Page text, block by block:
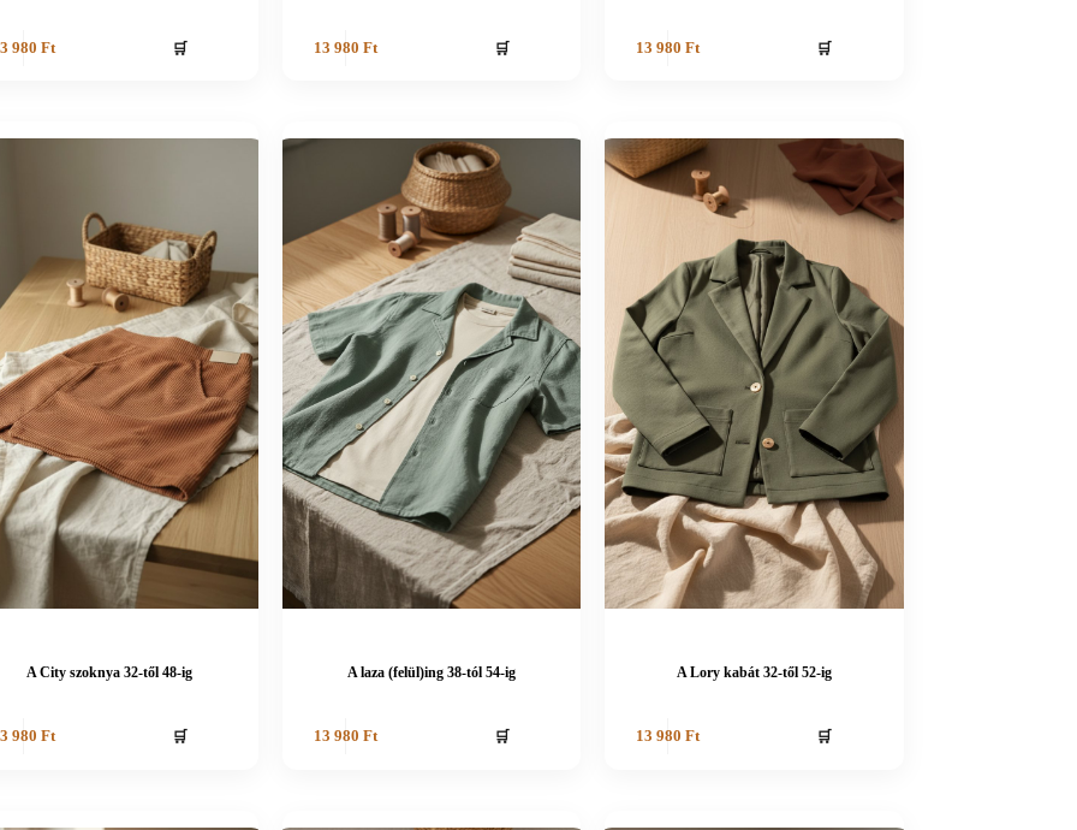
980 Ft 🛒 13 980 Ft 🛒 13 980 Ft 🛒
A City szoknya 32-től 48-ig
980 Ft 🛒
A laza (felül)ing 38-tól 54-ig
13 980 Ft 🛒
A Lory kabát 32-től 52-ig
13 980 Ft 🛒